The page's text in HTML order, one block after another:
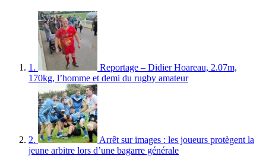
1.
Reportage – Didier Hoareau, 2.07m,
170kg, l’homme et demi du rugby amateur
2.
Arrêt sur images : les joueurs protègent la
jeune arbitre lors d’une bagarre générale